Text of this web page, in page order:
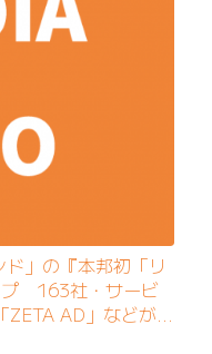
」の『本邦初「リ
プ 163社・サービ
ZETA AD」などが紹